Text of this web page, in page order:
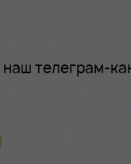
телеграм-